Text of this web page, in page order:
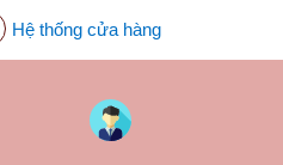
Hệ thống cửa hàng